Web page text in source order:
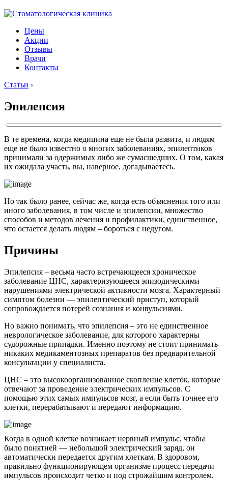
Цены
Акции
Отзывы
Врачи
Контакты
Статьи ›
Эпилепсия
В те времена, когда медицина еще не была развита, и людям
еще не было известно о многих заболеваниях, эпилептиков
принимали за одержимых либо же сумасшедших. О том, какая
их ожидала участь, вы, наверное, догадываетесь.
Но так было ранее, сейчас же, когда есть объяснения того или
иного заболевания, в том числе и эпилепсии, множество
способов и методов лечения и профилактики, единственное,
что остается делать людям – бороться с недугом.
Причины
Эпилепсия – весьма часто встречающееся хроническое
заболевание ЦНС, характеризующееся эпизодическими
нарушениями электрической активности мозга. Характерный
симптом болезни — эпилептический приступ, который
сопровождается потерей сознания и конвульсиями.
Но важно понимать, что эпилепсия – это не единственное
неврологическое заболевание, для которого характерны
судорожные припадки. Именно поэтому не стоит принимать
никаких медикаментозных препаратов без предварительной
консультации у специалиста.
ЦНС – это высокоорганизованное скопление клеток, которые
отвечают за проведение электрических импульсов. С
помощью этих самых импульсов мозг, а если быть точнее его
клетки, перерабатывают и передают информацию.
Когда в одной клетке возникает нервный импульс, чтобы
было понятней — небольшой электрический заряд, он
автоматически передается другим клеткам. В здоровом,
правильно функционирующем организме процесс передачи
импульсов происходит четко и под строжайшим контролем.